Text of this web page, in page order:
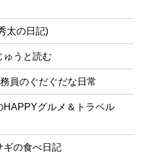
太の日記)
ゅうと読む
員のぐだぐだな日常
HAPPYグルメ＆トラベル
ギの食べ日記